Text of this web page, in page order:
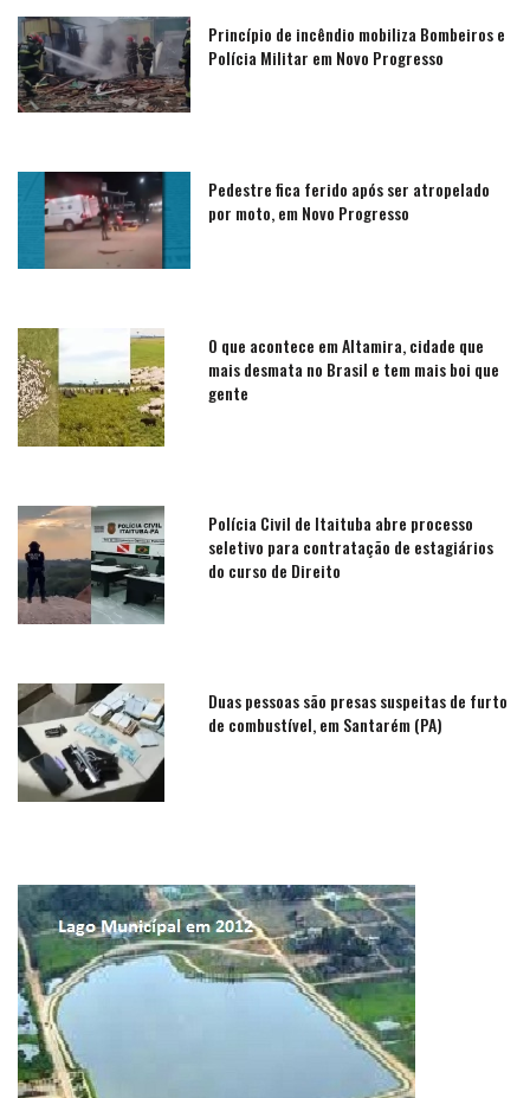
Princípio de incêndio mobiliza Bombeiros e
Polícia Militar em Novo Progresso
Pedestre fica ferido após ser atropelado
por moto, em Novo Progresso
O que acontece em Altamira, cidade que
mais desmata no Brasil e tem mais boi que
gente
Polícia Civil de Itaituba abre processo
seletivo para contratação de estagiários
do curso de Direito
Duas pessoas são presas suspeitas de furto
de combustível, em Santarém (PA)